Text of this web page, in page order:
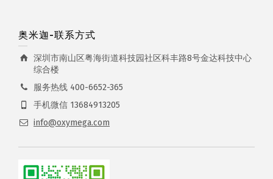
奥米迦-联系方式
深圳市南山区粤海街道科技园社区科丰路8号金达科技中心
综合楼
服务热线 400-6652-365
手机微信 13684913205
info@oxymega.com